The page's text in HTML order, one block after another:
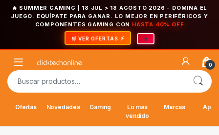
🔥 SUMMER GAMING | 18 JUL > 18 AGOSTO 2026 - DOMINA EL
JUEGO. EQUÍPATE PARA GANAR. LO MEJOR EN PERIFÉRICOS Y
COMPONENTES GAMING CON HASTA 40% OFF
🛒 VER OFERTAS ×
Open 0
Buscar por:
Ofertas Novedades Gaming
Lo más
vendido
Marcas